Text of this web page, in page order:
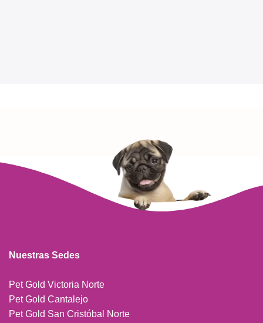
Nuestras Sedes
Pet Gold Victoria Norte
Pet Gold Cantalejo
Pet Gold San Cristóbal Norte